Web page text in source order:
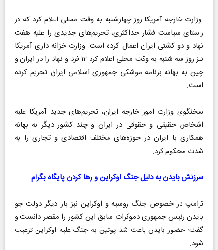
وزارت خارجه آمریکا روز چهارشنبه به وقت محلی اعلام کرد که در
راستای سیاست فشار حداکثری، تحریم‌های جدیدی را علیه هفت
نهاد و دو کشتی ایران اعمال کرده است. وزارت خزانه داری آمریکا
نیز روز سه شنبه به وقت محلی اعلام کرد ۱۲ فرد و نهاد را در ایران و
چین به بهانه برنامه موشکی جمهوری اسلامی ایران تحریم کرده
است.
سخنگوی وزارت امور خارجه ایران، تحریم‌های جدید آمریکا علیه
اشخاص حقیقی و حقوقی در ایران و چند کشور دیگر به بهانه
همکاری با ایران در حوزه‌های مختلف اقتصادی و تجاری را به
شدت محکوم کرد.
سرزنش بایدن به دلیل جنگ اوکراین و رها کردن پایگاه بگرام
ترامپ در خصوص جنگ روسیه و اوکراین نیز بار دیگر دولت جو
بایدن رئیس جمهوری دموکرات سابق این کشور را مقصر دانست و
گفت: حضور بایدن باعث شد پوتین به جنگ علیه اوکراین ترغیب
شود.